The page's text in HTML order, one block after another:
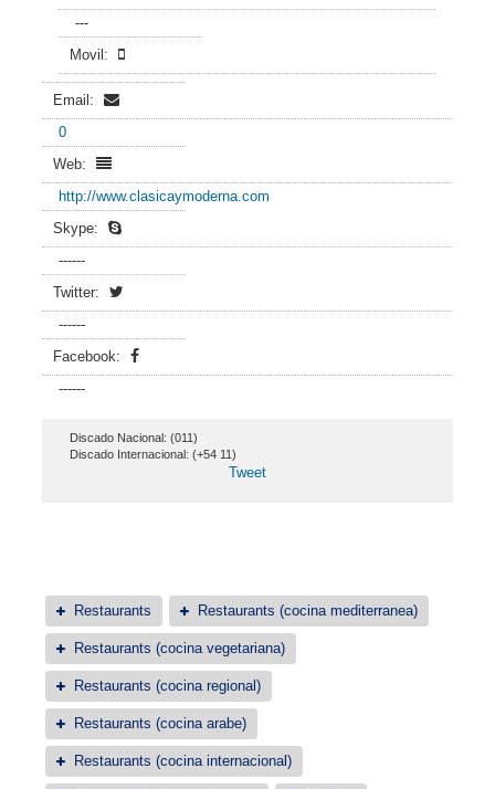
---
Movil:
Email:
0
Web:
http://www.clasicaymoderna.com
Skype:
------
Twitter:
------
Facebook:
------
Discado Nacional: (011)
Discado Internacional: (+54 11)
Tweet
Restaurants Restaurants (cocina mediterranea)
Restaurants (cocina vegetariana)
Restaurants (cocina regional)
Restaurants (cocina arabe)
Restaurants (cocina internacional)